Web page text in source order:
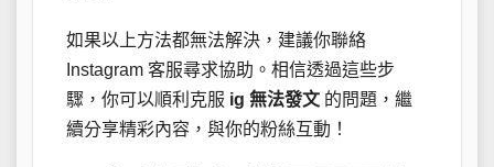
如果以上方法都無法解決，建議你聯絡
Instagram 客服尋求協助。相信透過這些步
驟，你可以順利克服 ig 無法發文 的問題，繼
續分享精彩內容，與你的粉絲互動！